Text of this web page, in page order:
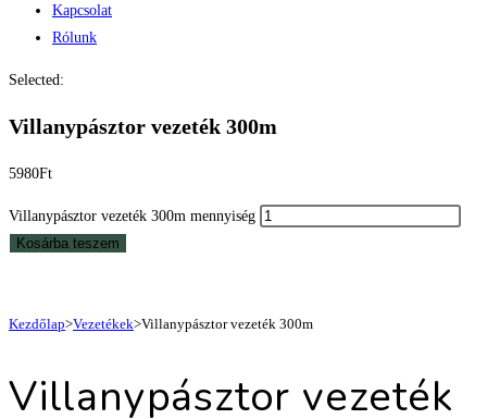
Kapcsolat
Rólunk
Selected:
Villanypásztor vezeték 300m
5980Ft
Villanypásztor vezeték 300m mennyiség
Kosárba teszem
Kezdőlap>Vezetékek>Villanypásztor vezeték 300m
Villanypásztor vezeték